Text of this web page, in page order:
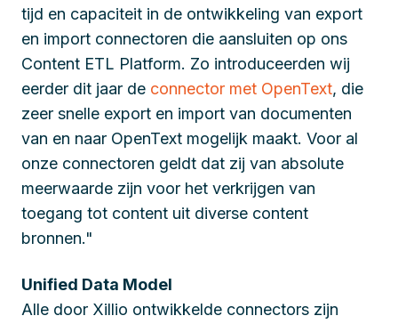
tijd en capaciteit in de ontwikkeling van export
en import connectoren die aansluiten op ons
Content ETL Platform. Zo introduceerden wij
eerder dit jaar de connector met OpenText, die
zeer snelle export en import van documenten
van en naar OpenText mogelijk maakt. Voor al
onze connectoren geldt dat zij van absolute
meerwaarde zijn voor het verkrijgen van
toegang tot content uit diverse content
bronnen."
Unified Data Model
Alle door Xillio ontwikkelde connectors zijn